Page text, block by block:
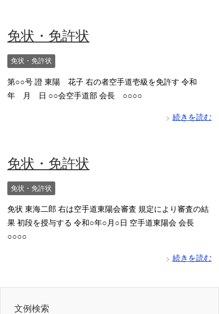
免状・免許状
免状・免許状
第○○号 證 東陽 花子 右の者空手道壱級を免許す 令和
年 月 日 ○○会空手道部 会長 ○○○○
続きを読む
免状・免許状
免状・免許状
免状 東海二郎 右は空手道東陽会審査 規定により審査の結
果 初段を授与する 令和○年○月○日 空手道東陽会 会長
○○○○
続きを読む
文例検索